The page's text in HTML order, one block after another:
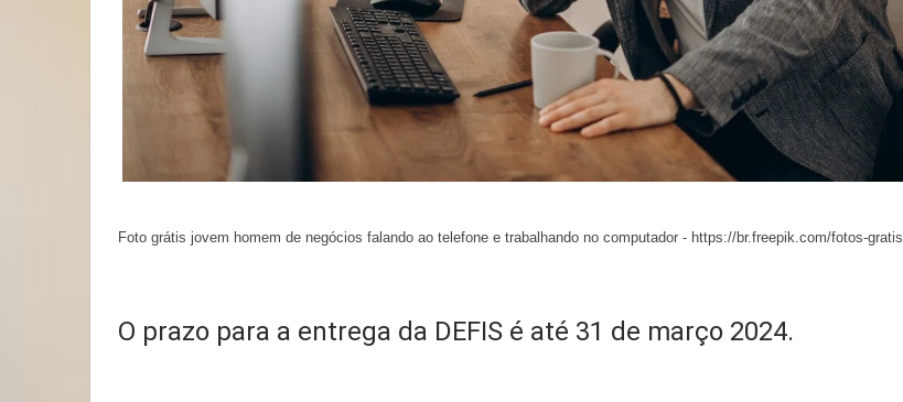
Foto grátis jovem homem de negócios falando ao telefone e trabalhando no computador - https://br.freepik.com/fotos-gratis
O prazo para a entrega da DEFIS é até 31 de março 2024.